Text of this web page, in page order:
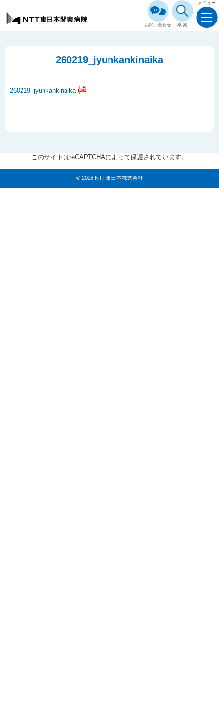
お問い合わせ 検索
メニュー
260219_jyunkankinaika
260219_jyunkankinaika
このサイトはreCAPTCHAによって保護されています。
© 2016 NTT東日本株式会社